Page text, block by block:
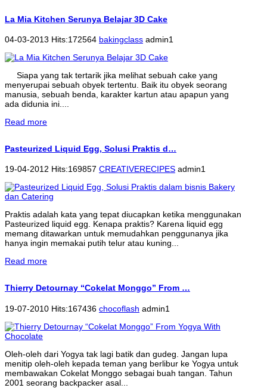
La Mia Kitchen Serunya Belajar 3D Cake
04-03-2013 Hits:172564 bakingclass admin1
Siapa yang tak tertarik jika melihat sebuah cake yang
menyerupai sebuah obyek tertentu. Baik itu obyek seorang
manusia, sebuah benda, karakter kartun atau apapun yang
ada didunia ini....
Read more
Pasteurized Liquid Egg, Solusi Praktis d…
19-04-2012 Hits:169857 CREATIVERECIPES admin1
Praktis adalah kata yang tepat diucapkan ketika menggunakan
Pasteurized liquid egg. Kenapa praktis? Karena liquid egg
memang ditawarkan untuk memudahkan penggunanya jika
hanya ingin memakai putih telur atau kuning...
Read more
Thierry Detournay “Cokelat Monggo” From …
19-07-2010 Hits:167436 chocoflash admin1
Oleh-oleh dari Yogya tak lagi batik dan gudeg. Jangan lupa
menitip oleh-oleh kepada teman yang berlibur ke Yogya untuk
membawakan Cokelat Monggo sebagai buah tangan. Tahun
2001 seorang backpacker asal...